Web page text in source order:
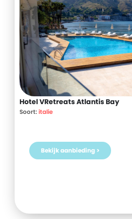
Hotel VRetreats Atlantis Bay
Soort:italie
Bekijk aanbieding >